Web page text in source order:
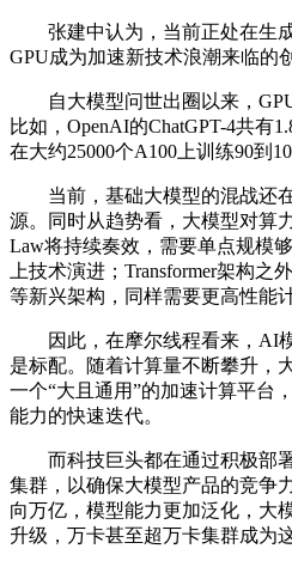
张建中认为，当前正处在生成
GPU成为加速新技术浪潮来临的
自大模型问世出圈以来，GPU
比如，OpenAI的ChatGPT-4共有
在大约25000个A100上训练90到
当前，基础大模型的混战还在
源。同时从趋势看，大模型对算
Law将持续奏效，需要单点规模
上技术演进；Transformer架构之
等新兴架构，同样需要更高性能
因此，在摩尔线程看来，AI模
是标配。随着计算量不断攀升，
一个“大且通用”的加速计算平台
能力的快速迭代。
而科技巨头都在通过积极部
集群，以确保大模型产品的竞争
向万亿，模型能力更加泛化，大
升级，万卡甚至超万卡集群成为